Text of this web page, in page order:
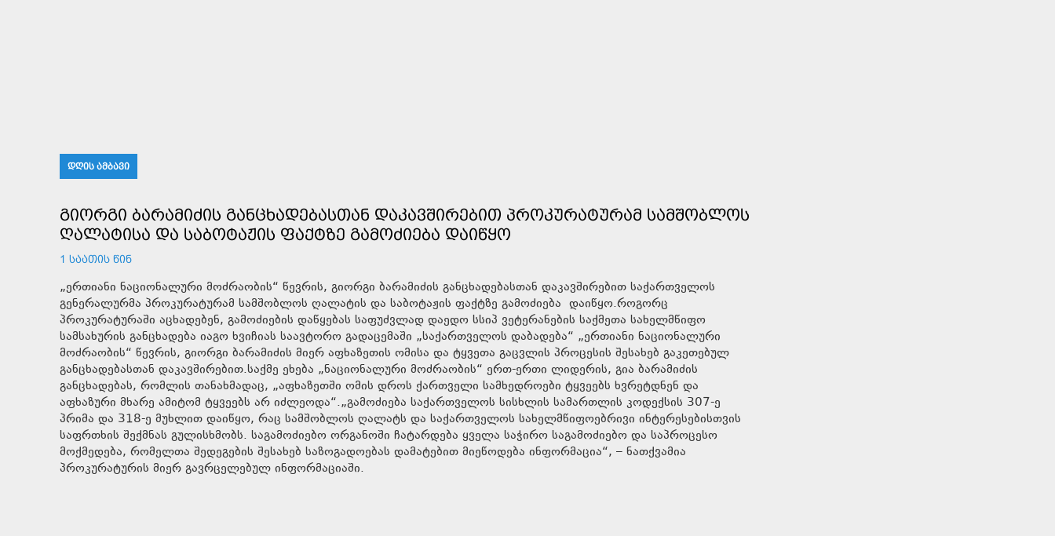
ᲓᲦᲘᲡ ᲐᲛᲑᲐᲕᲘ
ᲒᲘᲝᲠᲒᲘ ᲑᲐᲠᲐᲛᲘᲫᲘᲡ ᲒᲐᲜᲪᲮᲐᲓᲔᲑᲐᲡᲗᲐᲜ ᲓᲐᲙᲐᲕᲨᲘᲠᲔᲑᲘᲗ ᲞᲠᲝᲙᲣᲠᲐᲢᲣᲠᲐᲛ ᲡᲐᲛᲨᲝᲑᲚᲝᲡ
ᲦᲐᲚᲐᲢᲘᲡᲐ ᲓᲐ ᲡᲐᲑᲝᲢᲐᲟᲘᲡ ᲤᲐᲥᲢᲖᲔ ᲒᲐᲛᲝᲫᲘᲔᲑᲐ ᲓᲐᲘᲬᲧᲝ
1 ᲡᲐᲐᲗᲘᲡ ᲬᲘᲜ
„ერთიანი ნაციონალური მოძრაობის“ წევრის, გიორგი ბარამიძის განცხადებასთან დაკავშირებით საქართველოს
გენერალურმა პროკურატურამ სამშობლოს ღალატის და საბოტაჟის ფაქტზე გამოძიება დაიწყო.როგორც
პროკურატურაში აცხადებენ, გამოძიების დაწყებას საფუძვლად დაედო სსიპ ვეტერანების საქმეთა სახელმწიფო
სამსახურის განცხადება იაგო ხვიჩიას საავტორო გადაცემაში „საქართველოს დაბადება“ „ერთიანი ნაციონალური
მოძრაობის“ წევრის, გიორგი ბარამიძის მიერ აფხაზეთის ომისა და ტყვეთა გაცვლის პროცესის შესახებ გაკეთებულ
განცხადებასთან დაკავშირებით.საქმე ეხება „ნაციონალური მოძრაობის“ ერთ-ერთი ლიდერის, გია ბარამიძის
განცხადებას, რომლის თანახმადაც, „აფხაზეთში ომის დროს ქართველი სამხედროები ტყვეებს ხვრეტდნენ და
აფხაზური მხარე ამიტომ ტყვეებს არ იძლეოდა“.„გამოძიება საქართველოს სისხლის სამართლის კოდექსის 307-ე
პრიმა და 318-ე მუხლით დაიწყო, რაც სამშობლოს ღალატს და საქართველოს სახელმწიფოებრივი ინტერესებისთვის
საფრთხის შექმნას გულისხმობს. საგამოძიებო ორგანოში ჩატარდება ყველა საჭირო საგამოძიებო და საპროცესო
მოქმედება, რომელთა შედეგების შესახებ საზოგადოებას დამატებით მიეწოდება ინფორმაცია“, – ნათქვამია
პროკურატურის მიერ გავრცელებულ ინფორმაციაში.